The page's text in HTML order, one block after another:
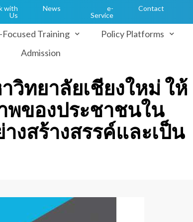
Focused Training Policy Platforms
Admission
with
Us
News
e-
Service
Contact
ทยาลัยเชียงใหม่ ให้
พของประชาชนใน
งสร้างสรรค์และเป็น